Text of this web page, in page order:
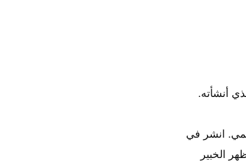
أنشأته.
انشر في
الخبير